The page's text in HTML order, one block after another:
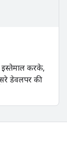
करके,
डेवलपर की